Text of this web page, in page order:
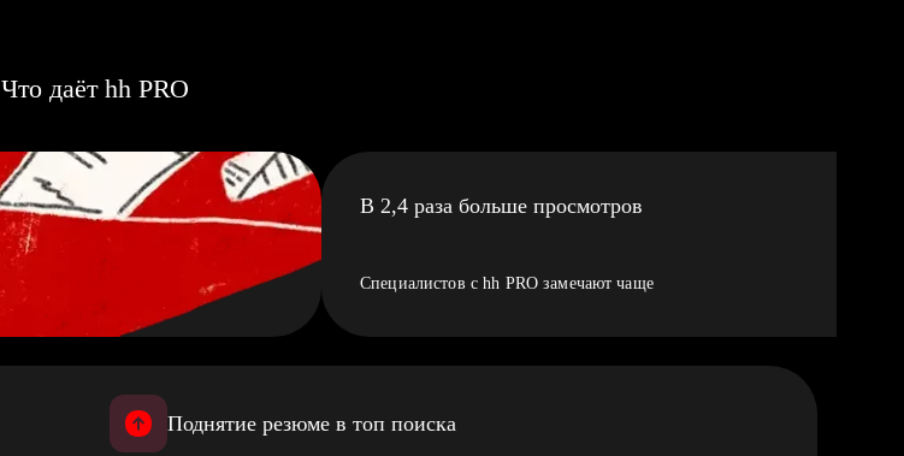
Что даёт hh PRO
В 2,4 раза больше просмотров
Специалистов с hh PRO замечают чаще
Поднятие резюме в топ поиска